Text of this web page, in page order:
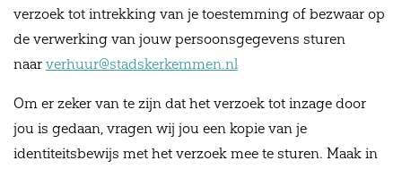
verzoek tot intrekking van je toestemming of bezwaar op
de verwerking van jouw persoonsgegevens sturen
naar verhuur@stadskerkemmen.nl
Om er zeker van te zijn dat het verzoek tot inzage door
jou is gedaan, vragen wij jou een kopie van je
identiteitsbewijs met het verzoek mee te sturen. Maak in